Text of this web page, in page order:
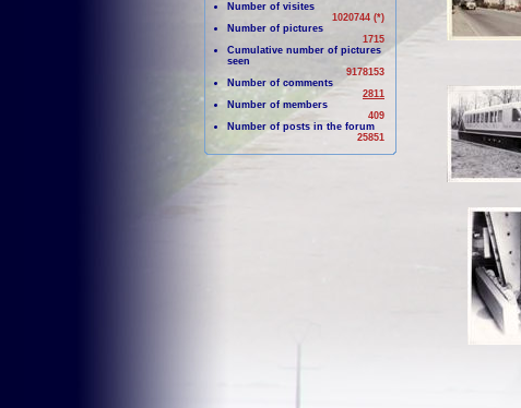
Number of visites
1020744 (*)
Number of pictures
1715
Cumulative number of pictures
seen
9178153
Number of comments
2811
Number of members
409
Number of posts in the forum
25851